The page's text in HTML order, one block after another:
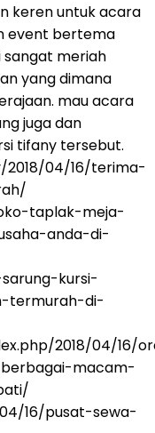
keren untuk acara
event bertema
sangat meriah
yang dimana
mau acara
juga dan
tifany tersebut.
04/16/terima-
taplak-meja-
anda-di-
kursi-
termurah-di-
2018/04/16/
macam-
16/pusat-sewa-